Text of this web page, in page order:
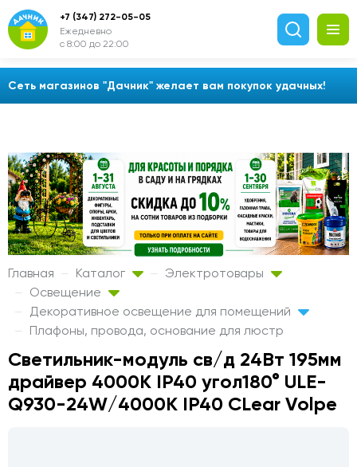
Сеть магазинов "Дачник" желает вам покупок удачных!
+7 (347) 272-05-05
Ежедневно
с 8:00 до 22:00
Главная Каталог
Электротовары
Освещение
Декоративное освещение для помещений
Плафоны, провода, основание для люстр
Светильник-модуль св/д 24Вт 195мм
драйвер 4000K IP40 угол180° ULE-
Q930-24W/4000K IP40 CLear Volpe